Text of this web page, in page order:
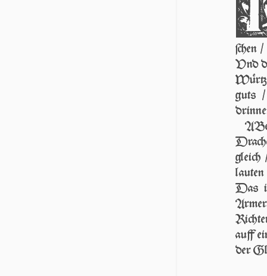
ſchen
Vnd
guts /
lauten
Das
auff
der